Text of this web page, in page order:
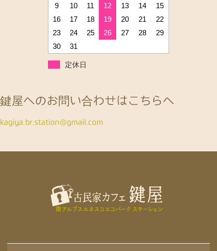
9
10 11 12 13 14
15
16
17 18 19 20 21
22
23
24 25 26 27 28
29
30
31
定休日
鍵屋へのお問い合わせはこちらへ
kagiya.br.station@gmail.com